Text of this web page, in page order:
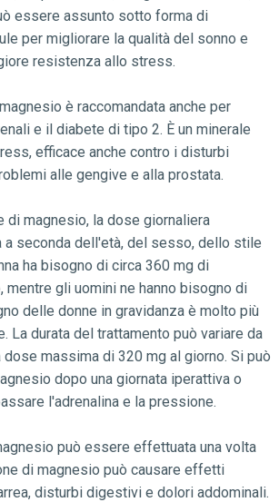
essere assunto sotto forma di
per migliorare la qualità del sonno e
resistenza allo stress.
è raccomandata anche per
e il diabete di tipo 2. È un minerale
efficace anche contro i disturbi
alle gengive e alla prostata.
di magnesio, la dose giornaliera
a seconda dell'età, del sesso, dello stile
ha bisogno di circa 360 mg di
mentre gli uomini ne hanno bisogno di
delle donne in gravidanza è molto più
La durata del trattamento può variare da
dose massima di 320 mg al giorno. Si può
dopo una giornata iperattiva o
l'adrenalina e la pressione.
può essere effettuata una volta
di magnesio può causare effetti
disturbi digestivi e dolori addominali.